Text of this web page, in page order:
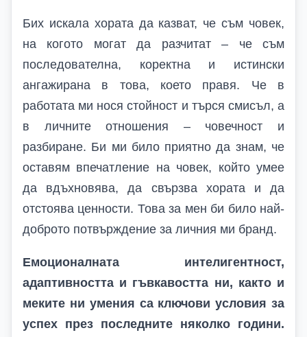
Бих искала хората да казват, че съм човек,
на когото могат да разчитат – че съм
последователна, коректна и истински
ангажирана в това, което правя. Че в
работата ми нося стойност и търся смисъл, а
в личните отношения – човечност и
разбиране. Би ми било приятно да знам, че
оставям впечатление на човек, който умее
да вдъхновява, да свързва хората и да
отстоява ценности. Това за мен би било най-
доброто потвърждение за личния ми бранд.
Емоционалната интелигентност,
адаптивността и гъвкавостта ни, както и
меките ни умения са ключови условия за
успех през последните няколко години.